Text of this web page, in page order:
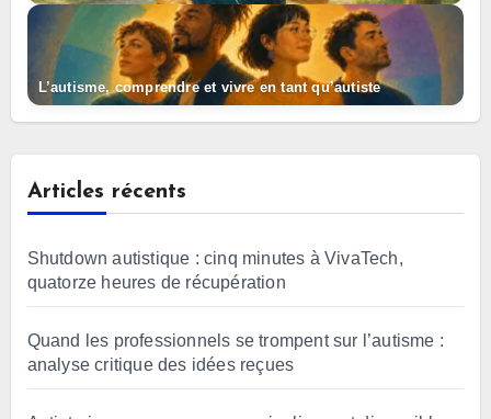
L’autisme, comprendre et vivre en tant qu’autiste
Articles récents
Shutdown autistique : cinq minutes à VivaTech,
quatorze heures de récupération
Quand les professionnels se trompent sur l’autisme :
analyse critique des idées reçues